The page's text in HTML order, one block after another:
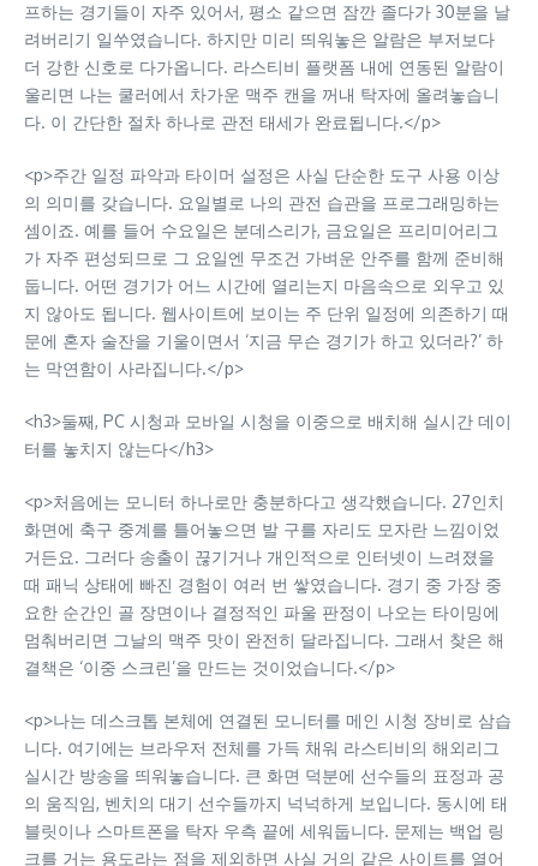
프하는 경기들이 자주 있어서, 평소 같으면 잠깐 졸다가 30분을 날
려버리기 일쑤였습니다. 하지만 미리 띄워놓은 알람은 부저보다
더 강한 신호로 다가옵니다. 라스티비 플랫폼 내에 연동된 알람이
울리면 나는 쿨러에서 차가운 맥주 캔을 꺼내 탁자에 올려놓습니
다. 이 간단한 절차 하나로 관전 태세가 완료됩니다.</p>
<p>주간 일정 파악과 타이머 설정은 사실 단순한 도구 사용 이상
의 의미를 갖습니다. 요일별로 나의 관전 습관을 프로그래밍하는
셈이죠. 예를 들어 수요일은 분데스리가, 금요일은 프리미어리그
가 자주 편성되므로 그 요일엔 무조건 가벼운 안주를 함께 준비해
둡니다. 어떤 경기가 어느 시간에 열리는지 마음속으로 외우고 있
지 않아도 됩니다. 웹사이트에 보이는 주 단위 일정에 의존하기 때
문에 혼자 술잔을 기울이면서 ‘지금 무슨 경기가 하고 있더라?’ 하
는 막연함이 사라집니다.</p>
<h3>둘째, PC 시청과 모바일 시청을 이중으로 배치해 실시간 데이
터를 놓치지 않는다</h3>
<p>처음에는 모니터 하나로만 충분하다고 생각했습니다. 27인치
화면에 축구 중계를 틀어놓으면 발 구를 자리도 모자란 느낌이었
거든요. 그러다 송출이 끊기거나 개인적으로 인터넷이 느려졌을
때 패닉 상태에 빠진 경험이 여러 번 쌓였습니다. 경기 중 가장 중
요한 순간인 골 장면이나 결정적인 파울 판정이 나오는 타이밍에
멈춰버리면 그날의 맥주 맛이 완전히 달라집니다. 그래서 찾은 해
결책은 ‘이중 스크린’을 만드는 것이었습니다.</p>
<p>나는 데스크톱 본체에 연결된 모니터를 메인 시청 장비로 삼습
니다. 여기에는 브라우저 전체를 가득 채워 라스티비의 해외리그
실시간 방송을 띄워놓습니다. 큰 화면 덕분에 선수들의 표정과 공
의 움직임, 벤치의 대기 선수들까지 넉넉하게 보입니다. 동시에 태
블릿이나 스마트폰을 탁자 우측 끝에 세워둡니다. 문제는 백업 링
크를 거는 용도라는 점을 제외하면 사실 거의 같은 사이트를 열어